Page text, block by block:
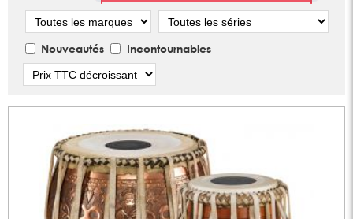
Marque Série
Nouveautés
Incontournables